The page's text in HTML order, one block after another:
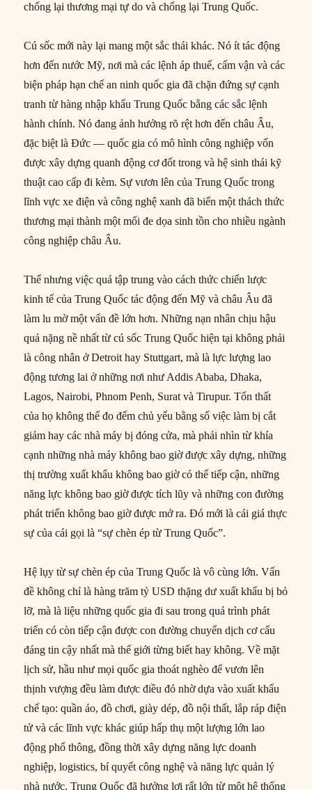
chống lại thương mại tự do và chống lại Trung Quốc.
Cú sốc mới này lại mang một sắc thái khác. Nó ít tác động
hơn đến nước Mỹ, nơi mà các lệnh áp thuế, cấm vận và các
biện pháp hạn chế an ninh quốc gia đã chặn đứng sự cạnh
tranh từ hàng nhập khẩu Trung Quốc bằng các sắc lệnh
hành chính. Nó đang ảnh hưởng rõ rệt hơn đến châu Âu,
đặc biệt là Đức — quốc gia có mô hình công nghiệp vốn
được xây dựng quanh động cơ đốt trong và hệ sinh thái kỹ
thuật cao cấp đi kèm. Sự vươn lên của Trung Quốc trong
lĩnh vực xe điện và công nghệ xanh đã biến một thách thức
thương mại thành một mối đe dọa sinh tồn cho nhiều ngành
công nghiệp châu Âu.
Thế nhưng việc quá tập trung vào cách thức chiến lược
kinh tế của Trung Quốc tác động đến Mỹ và châu Âu đã
làm lu mờ một vấn đề lớn hơn. Những nạn nhân chịu hậu
quả nặng nề nhất từ cú sốc Trung Quốc hiện tại không phải
là công nhân ở Detroit hay Stuttgart, mà là lực lượng lao
động tương lai ở những nơi như Addis Ababa, Dhaka,
Lagos, Nairobi, Phnom Penh, Surat và Tirupur. Tổn thất
của họ không thể đo đếm chủ yếu bằng số việc làm bị cắt
giảm hay các nhà máy bị đóng cửa, mà phải nhìn từ khía
cạnh những nhà máy không bao giờ được xây dựng, những
thị trường xuất khẩu không bao giờ có thể tiếp cận, những
năng lực không bao giờ được tích lũy và những con đường
phát triển không bao giờ được mở ra. Đó mới là cái giá thực
sự của cái gọi là “sự chèn ép từ Trung Quốc”.
Hệ lụy từ sự chèn ép của Trung Quốc là vô cùng lớn. Vấn
đề không chỉ là hàng trăm tỷ USD thặng dư xuất khẩu bị bỏ
lỡ, mà là liệu những quốc gia đi sau trong quá trình phát
triển có còn tiếp cận được con đường chuyển dịch cơ cấu
đáng tin cậy nhất mà thế giới từng biết hay không. Về mặt
lịch sử, hầu như mọi quốc gia thoát nghèo để vươn lên
thịnh vượng đều làm được điều đó nhờ dựa vào xuất khẩu
chế tạo: quần áo, đồ chơi, giày dép, đồ nội thất, lắp ráp điện
tử và các lĩnh vực khác giúp hấp thụ một lượng lớn lao
động phổ thông, đồng thời xây dựng năng lực doanh
nghiệp, logistics, bí quyết công nghệ và năng lực quản lý
nhà nước. Trung Quốc đã hưởng lợi rất lớn từ một hệ thống